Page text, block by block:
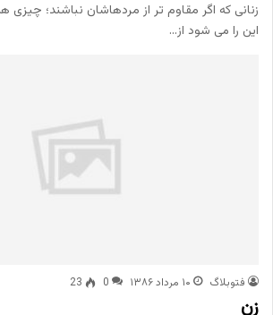
زنانی که اگر مقاوم تر از مردهاشان نباشند؛ چیزی
این را می شود از…
فتوبلاگ ۱۰ مرداد ۱۳۸۶ 0
23
زن